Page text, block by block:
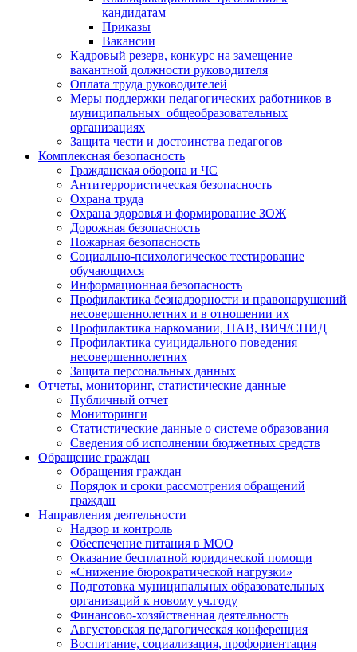
кандидатам
Приказы
Вакансии
Кадровый резерв, конкурс на замещение
вакантной должности руководителя
Оплата труда руководителей
Меры поддержки педагогических работников в
муниципальных общеобразовательных
организациях
Защита чести и достоинства педагогов
Комплексная безопасность
Гражданская оборона и ЧС
Антитеррористическая безопасность
Охрана труда
Охрана здоровья и формирование ЗОЖ
Дорожная безопасность
Пожарная безопасность
Социально-психологическое тестирование
обучающихся
Информационная безопасность
Профилактика безнадзорности и правонарушений
несовершеннолетних и в отношении их
Профилактика наркомании, ПАВ, ВИЧ/СПИД
Профилактика суицидального поведения
несовершеннолетних
Защита персональных данных
Отчеты, мониторинг, статистические данные
Публичный отчет
Мониторинги
Статистические данные о системе образования
Сведения об исполнении бюджетных средств
Обращение граждан
Обращения граждан
Порядок и сроки рассмотрения обращений
граждан
Направления деятельности
Надзор и контроль
Обеспечение питания в МОО
Оказание бесплатной юридической помощи
«Снижение бюрократической нагрузки»
Подготовка муниципальных образовательных
организаций к новому уч.году
Финансово-хозяйственная деятельность
Августовская педагогическая конференция
Воспитание, социализация, профориентация